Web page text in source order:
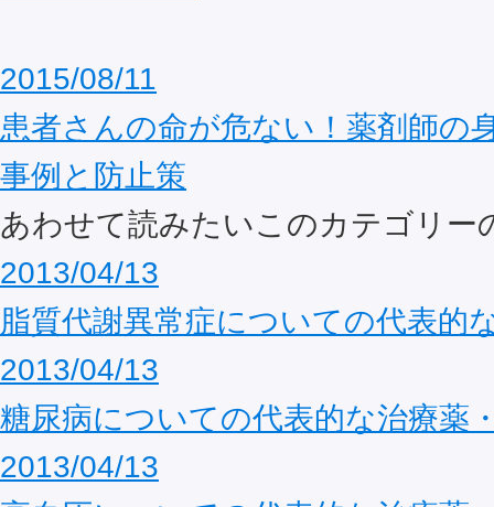
2015/08/11
患者さんの命が危ない！薬剤師の
事例と防止策
あわせて読みたいこのカテゴリー
2013/04/13
脂質代謝異常症についての代表的
2013/04/13
糖尿病についての代表的な治療薬
2013/04/13